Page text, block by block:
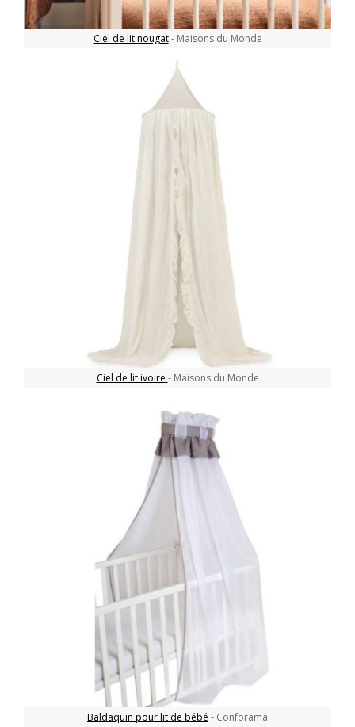
Ciel de lit nougat- Maisons du Monde
Ciel de lit ivoire - Maisons du Monde
Baldaquin pour lit de bébé - Conforama